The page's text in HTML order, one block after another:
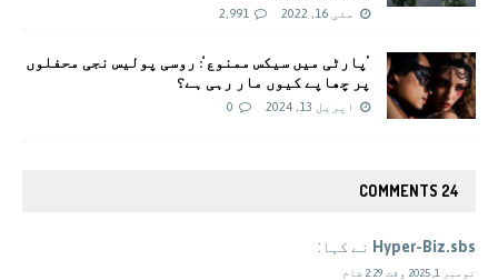
مئی 16, 2022 2,991
’پارٹی میں سیکس ممنوع‘: روسی پولیس نجی محفلوں
پر چھاپے کیوں مار رہی ہے؟
اپریل 13, 2024 0
24 COMMENTS
Hyper-Biz.sbs نے کہا:
نومبر 1, 2025 وقت 2:29 شام